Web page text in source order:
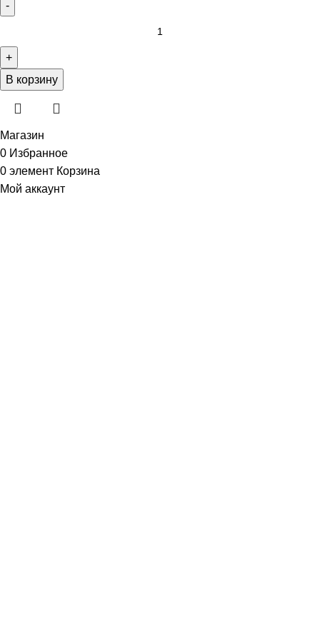
В корзину
Магазин
0 Избранное
0 элемент Корзина
Мой аккаунт